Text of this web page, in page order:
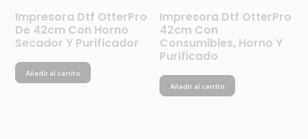
Impresora Dtf OtterPro
De 42cm Con Horno
Secador Y Purificador
Añadir al carrito
Impresora Dtf OtterPro
42cm Con
Consumibles, Horno Y
Purificado
Añadir al carrito